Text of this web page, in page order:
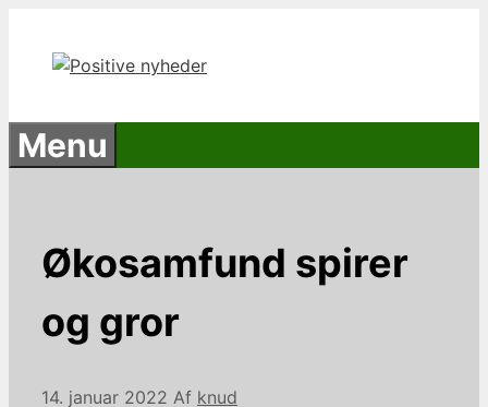
indhold
Menu
Økosamfund spirer
og gror
14. januar 2022 Af knud